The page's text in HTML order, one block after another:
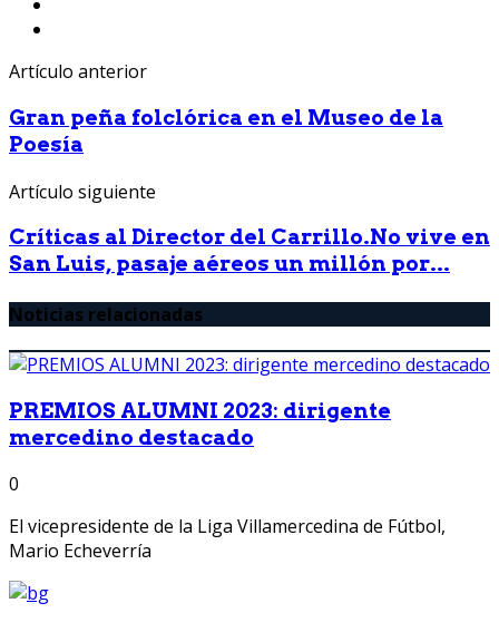
Artículo anterior
Gran peña folclórica en el Museo de la
Poesía
Artículo siguiente
Críticas al Director del Carrillo.No vive en
San Luis, pasaje aéreos un millón por...
Noticias relacionadas
PREMIOS ALUMNI 2023: dirigente
mercedino destacado
0
El vicepresidente de la Liga Villamercedina de Fútbol,
Mario Echeverría